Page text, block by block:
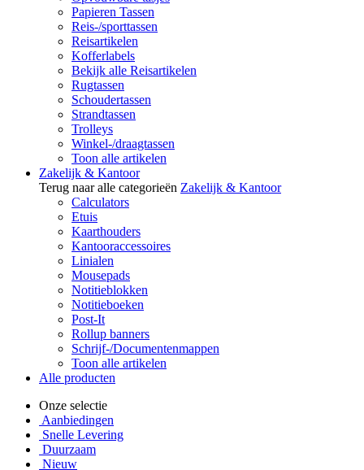
Papieren Tassen
Reis-/sporttassen
Reisartikelen
Kofferlabels
Bekijk alle Reisartikelen
Rugtassen
Schoudertassen
Strandtassen
Trolleys
Winkel-/draagtassen
Toon alle artikelen
Zakelijk & Kantoor
Terug naar alle categorieën Zakelijk & Kantoor
Calculators
Etuis
Kaarthouders
Kantooraccessoires
Linialen
Mousepads
Notitieblokken
Notitieboeken
Post-It
Rollup banners
Schrijf-/Documentenmappen
Toon alle artikelen
Alle producten
Onze selectie
Aanbiedingen
Snelle Levering
Duurzaam
Nieuw